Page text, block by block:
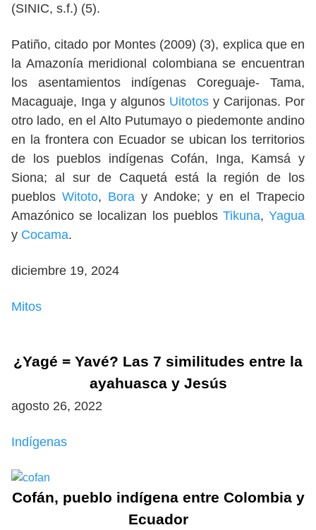
(SINIC, s.f.) (5).
Patiño, citado por Montes (2009) (3), explica que en
la Amazonía meridional colombiana se encuentran
los asentamientos indígenas Coreguaje- Tama,
Macaguaje, Inga y algunos Uitotos y Carijonas. Por
otro lado, en el Alto Putumayo o piedemonte andino
en la frontera con Ecuador se ubican los territorios
de los pueblos indígenas Cofán, Inga, Kamsá y
Siona; al sur de Caquetá está la región de los
pueblosWitoto, Boray Andoke; y en el Trapecio
Amazónico se localizan los pueblos Tikuna,Yagua
y Cocama.
diciembre 19, 2024
Mitos
¿Yagé = Yavé? Las 7 similitudes entre la
ayahuasca y Jesús
agosto 26, 2022
Indígenas
Cofán, pueblo indígena entre Colombia y
Ecuador